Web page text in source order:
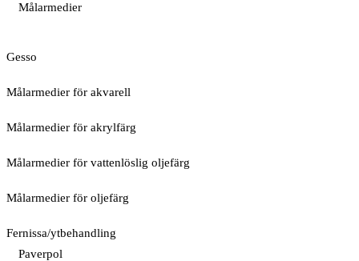
Målarmedier
Gesso
Målarmedier för akvarell
Målarmedier för akrylfärg
Målarmedier för vattenlöslig oljefärg
Målarmedier för oljefärg
Fernissa/ytbehandling
Paverpol